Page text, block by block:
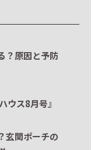
？原因と予防
ウス8月号』
玄関ポーチの